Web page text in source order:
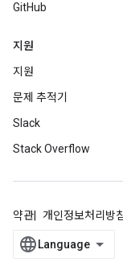
GitHub
지원
지원
문제 추적기
Slack
Stack Overflow
약관 개인정보처리방